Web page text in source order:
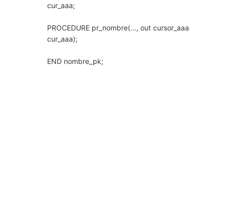
cur_aaa;
PROCEDURE pr_nombre(..., out cursor_aaa
cur_aaa);
END nombre_pk;